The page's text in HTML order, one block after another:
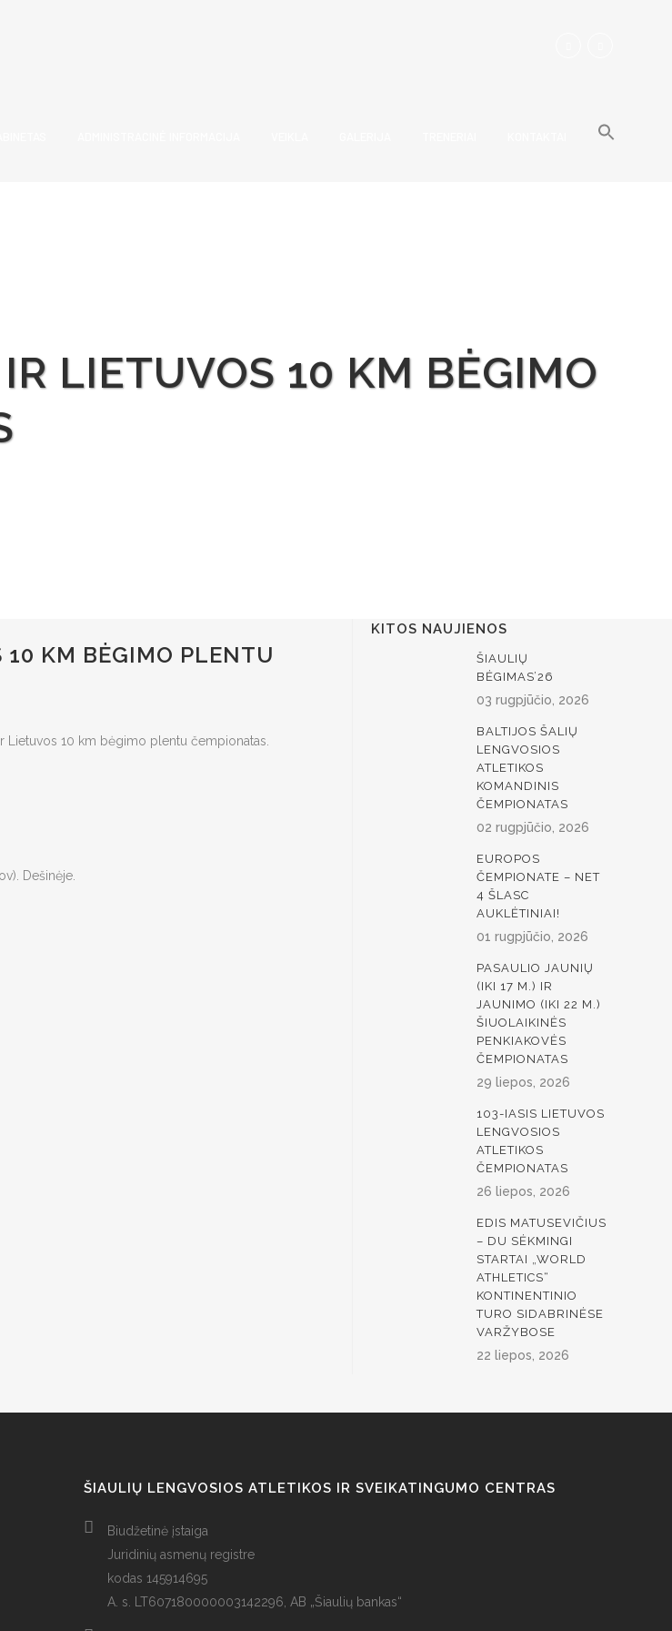
LIETUVOS 10 KM BĖGIMO
KM BĖGIMO PLENTU
Lietuvos 10 km bėgimo plentu čempionatas.
Dešinėje.
KITOS NAUJIENOS
ŠIAULIŲ
BĖGIMAS’26
03 rugpjūčio, 2026
BALTIJOS ŠALIŲ
LENGVOSIOS
ATLETIKOS
KOMANDINIS
ČEMPIONATAS
02 rugpjūčio, 2026
EUROPOS
ČEMPIONATE – NET
4 ŠLASC
AUKLĖTINIAI!
01 rugpjūčio, 2026
PASAULIO JAUNIŲ
(IKI 17 M.) IR
JAUNIMO (IKI 22 M.)
ŠIUOLAIKINĖS
PENKIAKOVĖS
ČEMPIONATAS
29 liepos, 2026
103-IASIS LIETUVOS
LENGVOSIOS
ATLETIKOS
ČEMPIONATAS
26 liepos, 2026
EDIS MATUSEVIČIUS
– DU SĖKMINGI
STARTAI „WORLD
ATHLETICS“
KONTINENTINIO
TURO SIDABRINĖSE
VARŽYBOSE
22 liepos, 2026
ŠIAULIŲ LENGVOSIOS ATLETIKOS IR SVEIKATINGUMO CENTRAS
Biudžetinė įstaiga
Juridinių asmenų registre
kodas 145914695
A. s. LT607180000003142296, AB „Šiaulių bankas“